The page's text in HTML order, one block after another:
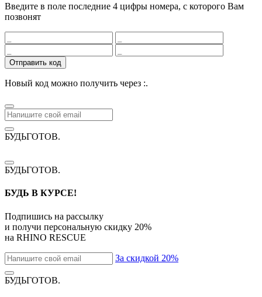
Введите в поле последние 4 цифры номера, с которого Вам
позвонят
Отправить код
Новый код можно получить через :.
БУДЬГОТОВ.
БУДЬГОТОВ.
БУДЬ В КУРСЕ!
Подпишись на рассылку
и получи персональную скидку 20%
на RHINO RESCUE
За скидкой 20%
БУДЬГОТОВ.